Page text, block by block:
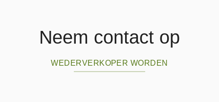
Neem contact op
WEDERVERKOPER WORDEN